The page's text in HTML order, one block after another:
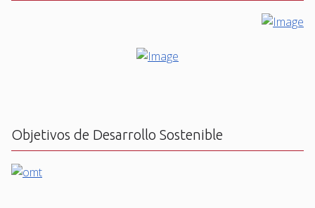
Objetivos de Desarrollo Sostenible